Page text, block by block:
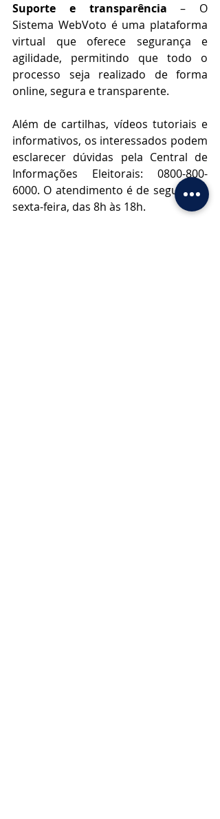
Suporte e transparência – O
Sistema WebVoto é uma plataforma
virtual que oferece segurança e
agilidade, permitindo que todo o
processo seja realizado de forma
online, segura e transparente.
Além de cartilhas, vídeos tutoriais e
informativos, os interessados podem
esclarecer dúvidas pela Central de
Informações Eleitorais: 0800-800-
6000. O atendimento é de segunda à
sexta-feira, das 8h às 18h.